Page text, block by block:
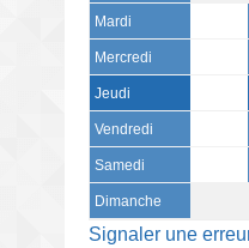
Mardi
Mercredi
Jeudi
Vendredi
Samedi
Dimanche
Signaler une